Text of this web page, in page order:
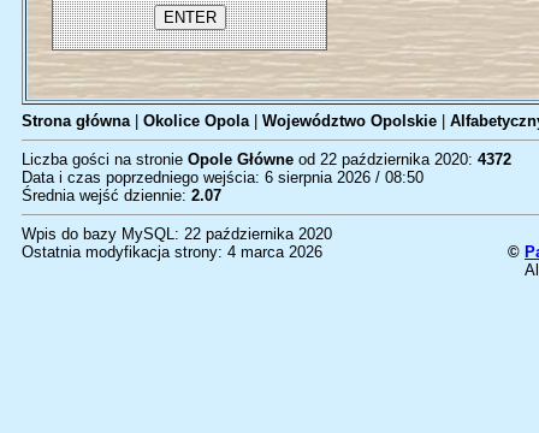
Strona główna| Okolice Opola| Województwo Opolskie
Liczba gości na stronie Opole Główne od 22 października 2020: 4372
Data i czas poprzedniego wejścia: 6 sierpnia 2026 / 08:50
Średnia wejść dziennie: 2.07
Wpis do bazy MySQL: 22 października 2020
Ostatnia modyfikacja strony: 4 marca 2026
©